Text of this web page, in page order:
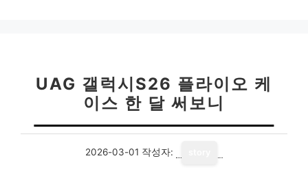
UAG 갤럭시S26 플라이오 케
이스 한 달 써보니
2026-03-01 작성자: